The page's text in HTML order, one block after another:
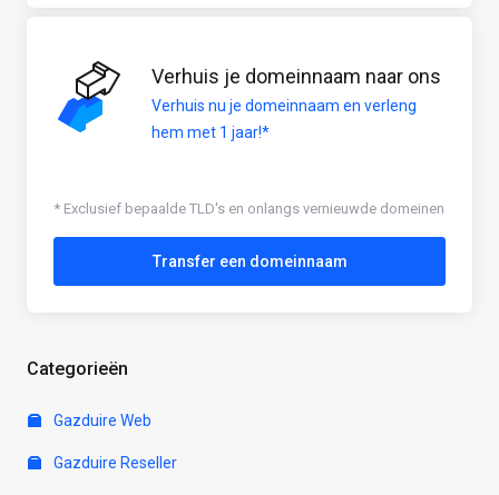
Categorieën
Gazduire Web
Gazduire Reseller
Verhuis je domeinnaam naar ons
Verhuis nu je domeinnaam en verleng
hem met 1 jaar!*
* Exclusief bepaalde TLD's en onlangs vernieuwde domeinen
Transfer een domeinnaam